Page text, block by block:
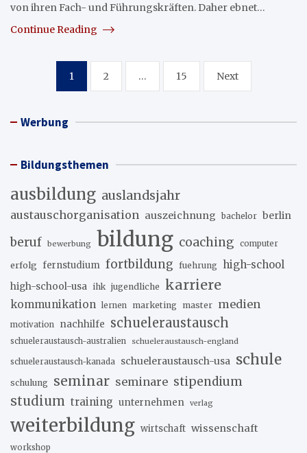
von ihren Fach- und Führungskräften. Daher ebnet…
Continue Reading
Seitennummerierung
Beiträge
1 2 … 15 Next
Werbung
Bildungsthemen
ausbildung auslandsjahr
austauschorganisation auszeichnung bachelor berlin
beruf bewerbung bildung coaching computer
erfolg fernstudium fortbildung fuehrung high-school
high-school-usa ihk jugendliche karriere
kommunikation lernen marketing master medien
motivation nachhilfe schueleraustausch
schueleraustausch-australien schueleraustausch-england
schueleraustausch-kanada schueleraustausch-usa schule
schulung seminar seminare stipendium
studium training unternehmen verlag
weiterbildung wirtschaft wissenschaft
workshop